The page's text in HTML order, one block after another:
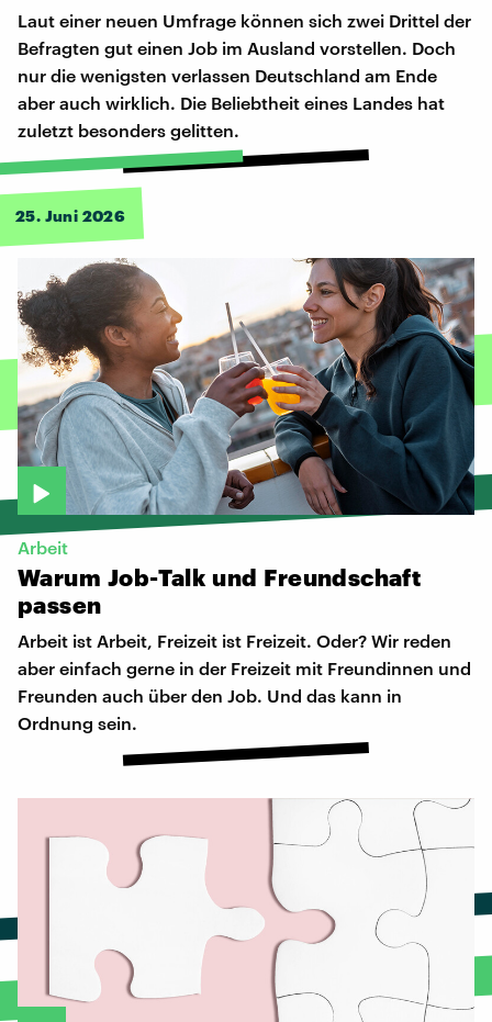
Laut einer neuen Umfrage können sich zwei Drittel der
Befragten gut einen Job im Ausland vorstellen. Doch
nur die wenigsten verlassen Deutschland am Ende
aber auch wirklich. Die Beliebtheit eines Landes hat
zuletzt besonders gelitten.
25. Juni 2026
Arbeit
Warum Job-Talk und Freundschaft
passen
Arbeit ist Arbeit, Freizeit ist Freizeit. Oder? Wir reden
aber einfach gerne in der Freizeit mit Freundinnen und
Freunden auch über den Job. Und das kann in
Ordnung sein.